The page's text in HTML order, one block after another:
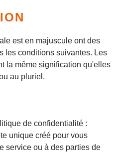
est en majuscule ont des
les conditions suivantes. Les
la même signification qu'elles
au pluriel.
de confidentialité :
unique créé pour vous
service ou à des parties de